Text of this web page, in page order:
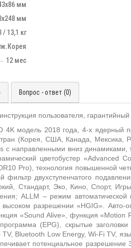
мм
мм
/ 13,1 кг
12 мес
Вопрос - ответ (0)
пользователя,
4Kмодель 2018 года, 4-х ядерный
(Корея, США, Канада, Мексика,
с направленными вниз динамиками,
цветобустер «Advanced
Pro), технология повышенной
двухступенчатого
Стандарт, Эко, Кино, Спорт,
ALLM – режим автоматической
высоком разрешении «HGIG».
«Sound Alive», функция «Motion
(EPG), скрытые
TV, Bluetooth Low Energy, Wi-Fi TV,
потенциальное разрешение